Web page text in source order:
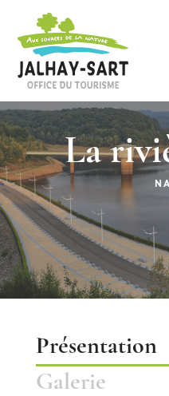
La
Description
Présentation
Galerie